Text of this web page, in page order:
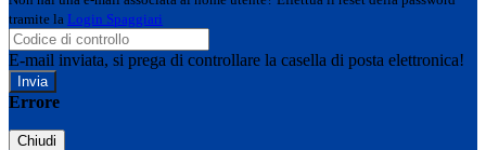
tramite la Login Spaggiari
E-mail inviata, si prega di controllare la casella di posta elettronica!
Errore
Chiudi